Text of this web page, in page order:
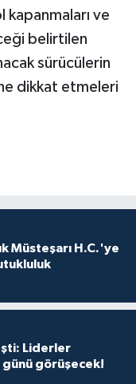
kapanmaları ve
belirtilen
sürücülerin
dikkat etmeleri
Müsteşarı H.C.'ye
Liderler
görüşecek!